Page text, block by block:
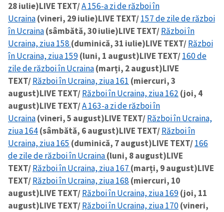
28 iulie)LIVE TEXT/A 156-a zi de război în
Ucraina(vineri, 29 iulie)LIVE TEXT/157 de zile de război
în Ucraina(sâmbătă, 30 iulie)LIVE TEXT/Război în
Ucraina, ziua 158 (duminică, 31 iulie)LIVE TEXT/Război
în Ucraina, ziua 159(luni, 1 august)LIVE TEXT/160 de
zile de război în Ucraina(marți, 2 august)LIVE
TEXT/Război în Ucraina, ziua 161 (miercuri, 3
august)LIVE TEXT/Război în Ucraina, ziua 162 (joi, 4
august)LIVE TEXT/A 163-a zi de război în
Ucraina(vineri, 5 august)LIVE TEXT/Război în Ucraina,
ziua 164(sâmbătă, 6 august)LIVE TEXT/Război în
Ucraina, ziua 165 (duminică, 7 august)LIVE TEXT/166
de zile de război în Ucraina(luni, 8 august)LIVE
TEXT/Război în Ucraina, ziua 167 (marți, 9 august)LIVE
TEXT/Război în Ucraina, ziua 168 (miercuri, 10
august)LIVE TEXT/Război în Ucraina, ziua 169(joi, 11
august)LIVE TEXT/Război în Ucraina, ziua 170(vineri,